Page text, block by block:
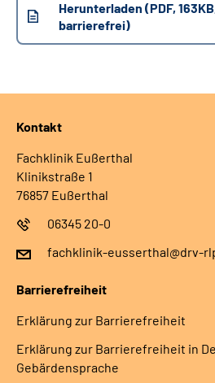
Suche
Herunterladen (PDF,
barrierefrei)
Kontakt
Fachklinik Eußerthal
Klinikstraße 1
76857 Eußerthal
06345 20-0
fachklinik-eusserthal@drv-
Barrierefreiheit
Erklärung zur Barrierefreiheit
Erklärung zur Barrierefreiheit in
Gebärdensprache